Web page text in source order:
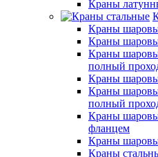
Краны
Краны
Краны
Краны
полный
Краны
Краны
полный
Краны
фланцем
Краны
Краны